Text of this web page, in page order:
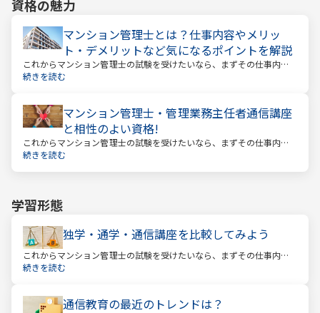
資格の魅力
マンション管理士とは？仕事内容やメリッ
ト・デメリットなど気になるポイントを解説
これからマンション管理士の試験を受けたいなら、まずその仕事内容
を確かめましょう。この仕事では、マンション管理組合の総合的なサ
続きを読む
マンション管理士・管理業務主任者通信講座
と相性のよい資格!
これからマンション管理士の試験を受けたいなら、まずその仕事内容
を確かめましょう。この仕事では、マンション管理組合の総合的なサ
続きを読む
学習形態
独学・通学・通信講座を比較してみよう
これからマンション管理士の試験を受けたいなら、まずその仕事内容
を確かめましょう。この仕事では、マンション管理組合の総合的なサ
続きを読む
通信教育の最近のトレンドは？